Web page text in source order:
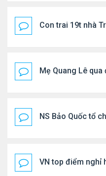
Con trai 19t nhà
Mẹ Quang Lê qua
NS Bảo Quốc tổ
VN top điểm nghỉ